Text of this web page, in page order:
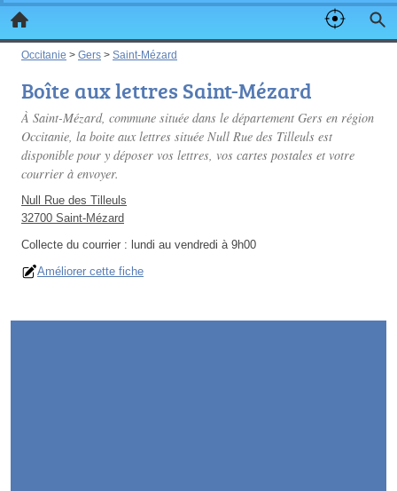
Occitanie > Gers > Saint-Mézard
Boîte aux lettres Saint-Mézard
À Saint-Mézard, commune située dans le département Gers en région
Occitanie, la boite aux lettres située Null Rue des Tilleuls est
disponible pour y déposer vos lettres, vos cartes postales et votre
courrier à envoyer.
Null Rue des Tilleuls
32700 Saint-Mézard
Collecte du courrier : lundi au vendredi à 9h00
Améliorer cette fiche